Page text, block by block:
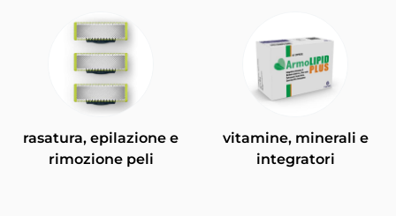
rasatura, epilazione e
rimozione peli
vitamine, minerali e
integratori